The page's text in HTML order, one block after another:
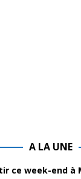
A LA UNE
ce week-end à